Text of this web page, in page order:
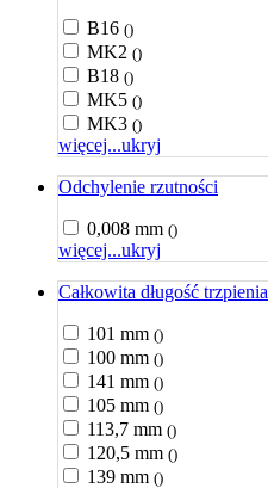
B16 ()
MK2 ()
B18 ()
MK5 ()
MK3 ()
więcej...ukryj
Odchylenie rzutności
0,008 mm ()
więcej...ukryj
Całkowita długość trzpienia
101 mm ()
100 mm ()
141 mm ()
105 mm ()
113,7 mm ()
120,5 mm ()
139 mm ()